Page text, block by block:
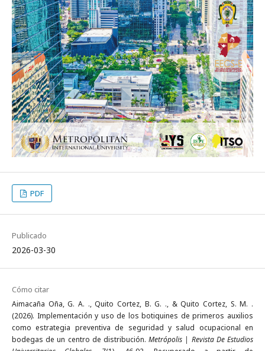
PDF
Publicado
2026-03-30
Cómo citar
Aimacaña Oña, G. A. ., Quito Cortez, B. G. ., & Quito Cortez, S. M. .
(2026). Implementación y uso de los botiquines de primeros auxilios
como estrategia preventiva de seguridad y salud ocupacional en
bodegas de un centro de distribución.Metrópolis | Revista De Estudios